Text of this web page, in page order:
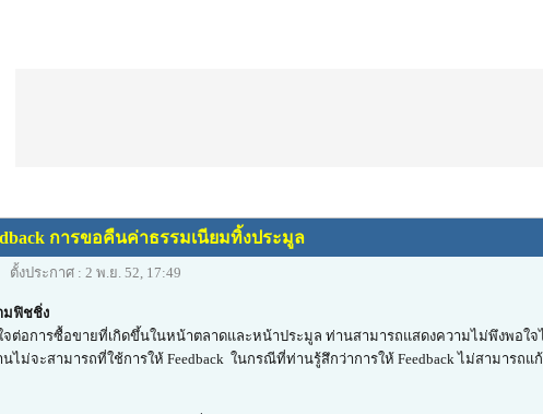
การขอคืนค่าธรรมเนียมทิ้งประมูล
ตั้งประกาศ : 2 พ.ย. 52, 17:49
มฟิชชิ่ง
อการซื้อขายที่เกิดขึ้นในหน้าตลาดและหน้าประมูล ท่านสามารถแสดงความไม่พึงพอใจ
ไม่จะสามารถที่ใช้การให้ Feedback ในกรณีที่ท่านรู้สึกว่าการให้ Feedback ไม่สามาร